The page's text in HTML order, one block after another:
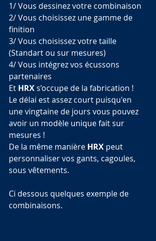
1/ Vous dessinez votre combinaison
2/ Vous choisissez une gamme de
finition
3/ Vous choisissez votre taille
(Standart ou sur mesures)
4/ Vous intégrez vos écussons
partenaires
Et HRX s’occupe de la fabrication !
Le délai est assez court puisqu'en
une vingtaine de jours vous pouvez
avoir un modèle unique fait sur
mesures !
De la même manière HRX peut
personnaliser vos gants, cagoules,
sous vêtements.
Ci dessous quelques exemple de
combinaisons.